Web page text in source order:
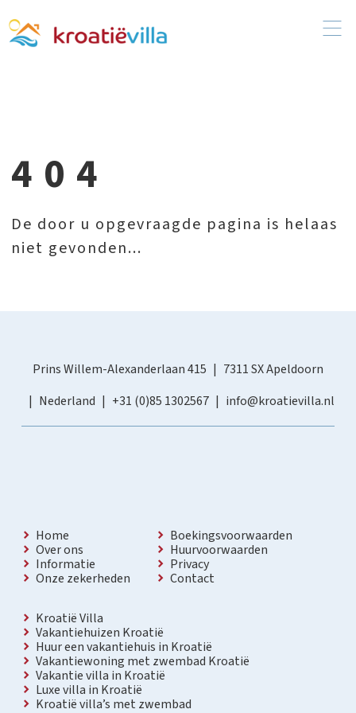
404
De door u opgevraagde pagina is helaas
niet gevonden...
Prins Willem-Alexanderlaan 415
7311 SX Apeldoorn
Nederland
+31 (0)85 1302567 info@kroatievilla.nl
Home
Over ons
Informatie
Onze zekerheden
Boekingsvoorwaarden
Huurvoorwaarden
Privacy
Contact
Kroatië Villa
Vakantiehuizen Kroatië
Huur een vakantiehuis in Kroatië
Vakantiewoning met zwembad Kroatië
Vakantie villa in Kroatië
Luxe villa in Kroatië
Kroatië villa’s met zwembad